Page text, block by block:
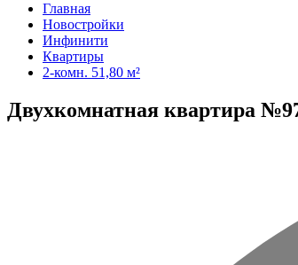
Главная
Новостройки
Инфинити
Квартиры
2-комн. 51,80 м²
Двухкомнатная квартира